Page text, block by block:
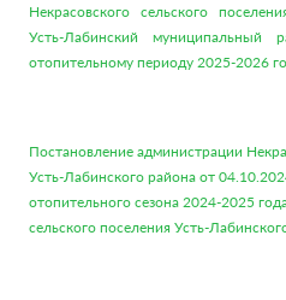
Некрасовского сельского
Усть-Лабинский муниципальный
отопительному периоду 2025-2026
Постановление администрации
Усть-Лабинского района от
отопительного сезона 2024-2025
сельского поселения Усть-